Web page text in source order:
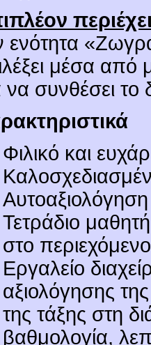
ενότητα
μέσα από
να συνθέσει το
Φιλικό και
Τετράδιο
στο
Εργαλείο
αξιολόγησης
της τάξης στη
βαθμολογία,